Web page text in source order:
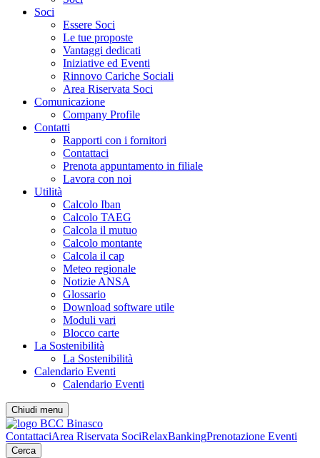
Soci
Essere Soci
Le tue proposte
Vantaggi dedicati
Iniziative ed Eventi
Rinnovo Cariche Sociali
Area Riservata Soci
Comunicazione
Company Profile
Contatti
Rapporti con i fornitori
Contattaci
Prenota appuntamento in filiale
Lavora con noi
Utilità
Calcolo Iban
Calcolo TAEG
Calcola il mutuo
Calcolo montante
Calcola il cap
Meteo regionale
Notizie ANSA
Glossario
Download software utile
Moduli vari
Blocco carte
La Sostenibilità
La Sostenibilità
Calendario Eventi
Calendario Eventi
Chiudi menu
ContattaciArea Riservata SociRelaxBankingPrenotazione Eventi
Cerca